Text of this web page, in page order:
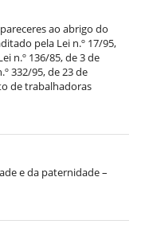
ao abrigo do
pela Lei n.º 17/95,
n.º 136/85, de 3 de
332/95, de 23 de
de trabalhadoras
e da paternidade –